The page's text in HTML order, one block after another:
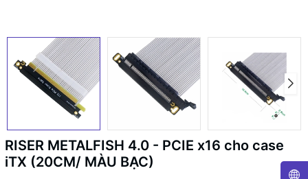
RISER METALFISH 4.0 - PCIE x16 cho case
iTX (20CM/ MÀU BẠC)